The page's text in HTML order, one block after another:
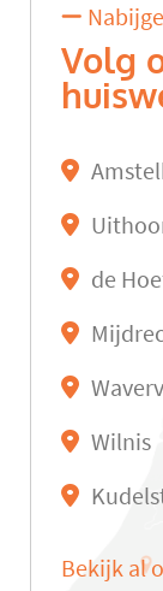
Volg
de
Wilnis
Bekijk al